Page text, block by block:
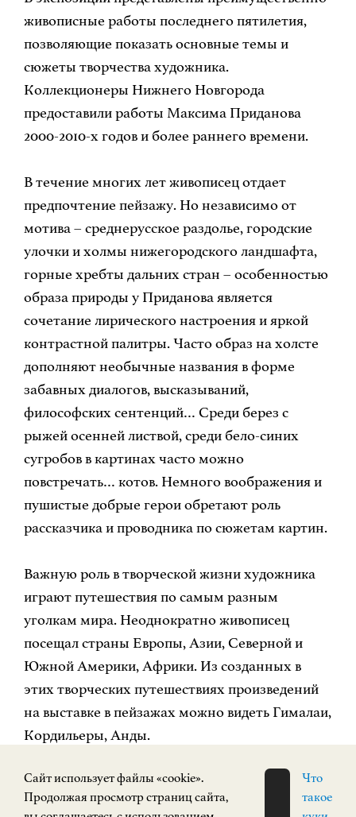
живописные работы последнего пятилетия,
позволяющие показать основные темы и
сюжеты творчества художника.
Коллекционеры Нижнего Новгорода
предоставили работы Максима Приданова
2000-2010-х годов и более раннего времени.
В течение многих лет живописец отдает
предпочтение пейзажу. Но независимо от
мотива – среднерусское раздолье, городские
улочки и холмы нижегородского ландшафта,
горные хребты дальних стран – особенностью
образа природы у Приданова является
сочетание лирического настроения и яркой
контрастной палитры. Часто образ на холсте
дополняют необычные названия в форме
забавных диалогов, высказываний,
философских сентенций… Среди берез с
рыжей осенней листвой, среди бело-синих
сугробов в картинах часто можно
повстречать… котов. Немного воображения и
пушистые добрые герои обретают роль
рассказчика и проводника по сюжетам картин.
Важную роль в творческой жизни художника
играют путешествия по самым разным
уголкам мира. Неоднократно живописец
посещал страны Европы, Азии, Северной и
Южной Америки, Африки. Из созданных в
этих творческих путешествиях произведений
на выставке в пейзажах можно видеть Гималаи,
Кордильеры, Анды.
Для посетителей выставка будет работать с 22
марта по 20 апреля 2025.
Cайт использует файлы «cookie».
Продолжая просмотр страниц сайта,
Что
такое